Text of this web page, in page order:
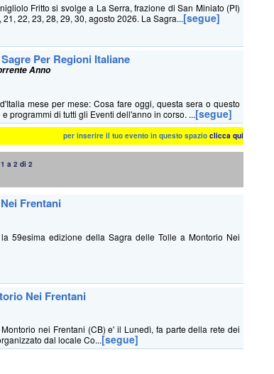
Fritto si svolge a La Serra, frazione di San Miniato (PI)
22, 23, 28, 29, 30, agosto 2026. La Sagra...[segue]
Per Regioni Italiane
Anno
mese per mese: Cosa fare oggi, questa sera o questo
programmi di tutti gli Eventi dell'anno in corso. ...[segue]
per inserire il tuo evento in questo spazio clicca qui
a 2 di 2
Frentani
59esima edizione della Sagra delle Tolle a Montorio Nei
Nei Frentani
nei Frentani (CB) e' il Lunedì, fa parte della rete dei
dal locale Co...[segue]